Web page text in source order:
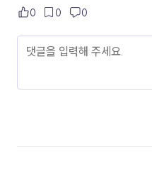
0 0 0